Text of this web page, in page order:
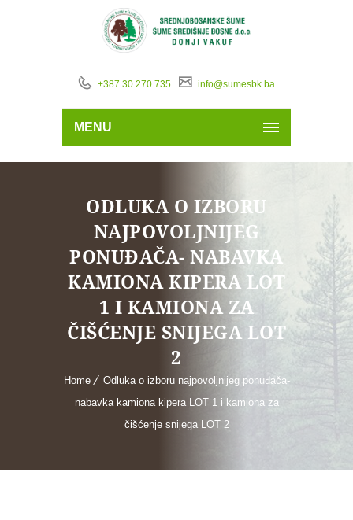
+387 30 270 735 info@sumesbk.ba
MENU
ODLUKA O IZBORU
NAJPOVOLJNIJEG
PONUĐAČA- NABAVKA
KAMIONA KIPERA LOT
1 I KAMIONA ZA
ČIŠĆENJE SNIJEGA LOT
2
Home
Odluka o izboru najpovoljnijeg ponuđača-
nabavka kamiona kipera LOT 1 i kamiona za
čišćenje snijega LOT 2